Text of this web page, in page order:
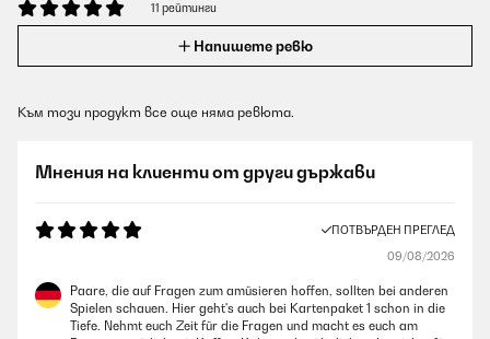
11 рейтинги
Напишете ревю
Към този продукт все още няма ревюта.
Мнения на клиенти от други държави
ПОТВЪРДЕН ПРЕГЛЕД
09/08/2026
Paare, die auf Fragen zum amüsieren hoffen, sollten bei anderen
Spielen schauen. Hier geht's auch bei Kartenpaket 1 schon in die
Tiefe. Nehmt euch Zeit für die Fragen und macht es euch am